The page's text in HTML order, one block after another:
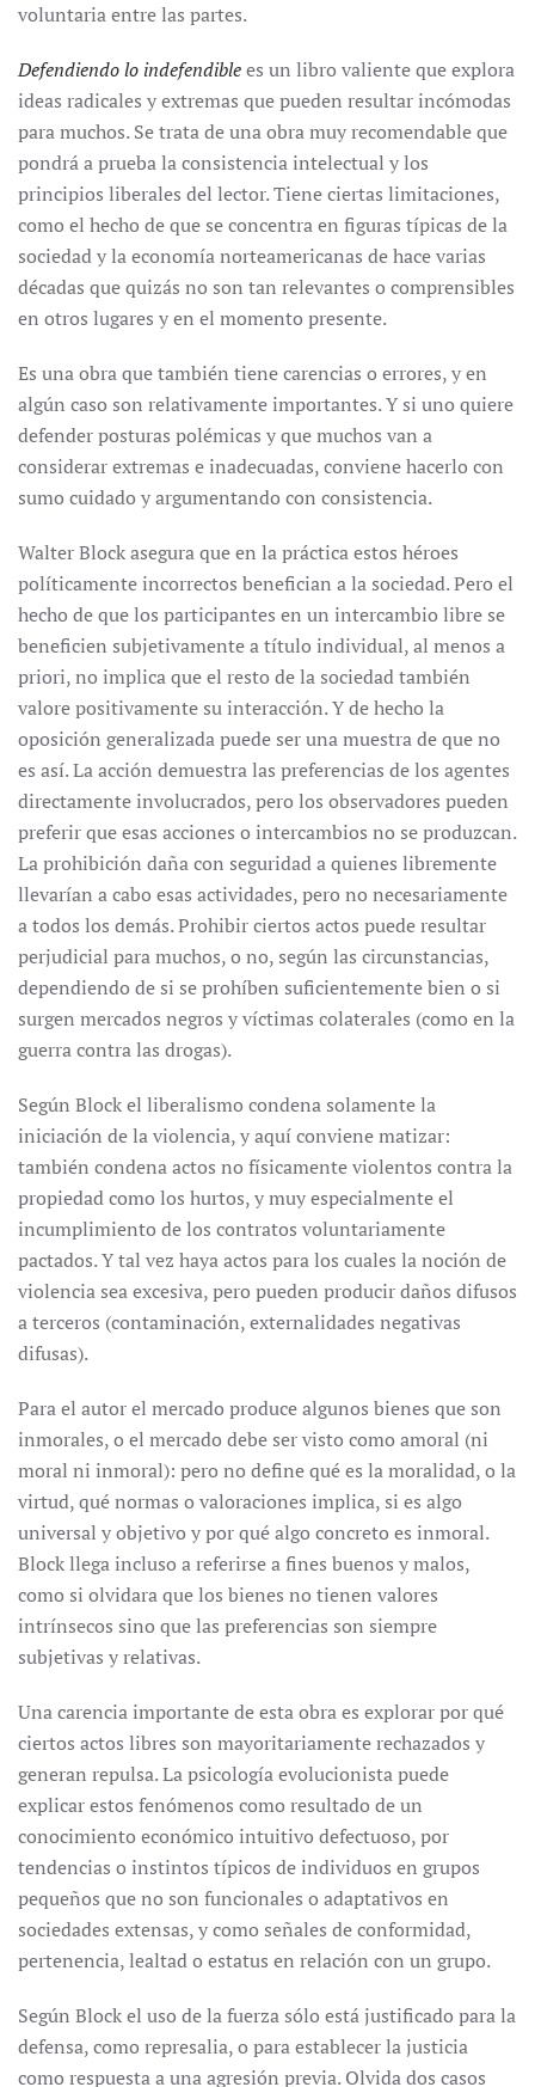
voluntaria entre las partes.
Defendiendo lo indefendiblees un libro valiente que explora
ideas radicales y extremas que pueden resultar incómodas
para muchos. Se trata de una obra muy recomendable que
pondrá a prueba la consistencia intelectual y los
principios liberales del lector. Tiene ciertas limitaciones,
como el hecho de que se concentra en figuras típicas de la
sociedad y la economía norteamericanas de hace varias
décadas que quizás no son tan relevantes o comprensibles
en otros lugares y en el momento presente.
Es una obra que también tiene carencias o errores, y en
algún caso son relativamente importantes. Y si uno quiere
defender posturas polémicas y que muchos van a
considerar extremas e inadecuadas, conviene hacerlo con
sumo cuidado y argumentando con consistencia.
Walter Block asegura que en la práctica estos héroes
políticamente incorrectos benefician a la sociedad. Pero el
hecho de que los participantes en un intercambio libre se
beneficien subjetivamente a título individual, al menos a
priori, no implica que el resto de la sociedad también
valore positivamente su interacción. Y de hecho la
oposición generalizada puede ser una muestra de que no
es así. La acción demuestra las preferencias de los agentes
directamente involucrados, pero los observadores pueden
preferir que esas acciones o intercambios no se produzcan.
La prohibición daña con seguridad a quienes libremente
llevarían a cabo esas actividades, pero no necesariamente
a todos los demás. Prohibir ciertos actos puede resultar
perjudicial para muchos, o no, según las circunstancias,
dependiendo de si se prohíben suficientemente bien o si
surgen mercados negros y víctimas colaterales (como en la
guerra contra las drogas).
Según Block el liberalismo condena solamente la
iniciación de la violencia, y aquí conviene matizar:
también condena actos no físicamente violentos contra la
propiedad como los hurtos, y muy especialmente el
incumplimiento de los contratos voluntariamente
pactados. Y tal vez haya actos para los cuales la noción de
violencia sea excesiva, pero pueden producir daños difusos
a terceros (contaminación, externalidades negativas
difusas).
Para el autor el mercado produce algunos bienes que son
inmorales, o el mercado debe ser visto como amoral (ni
moral ni inmoral): pero no define qué es la moralidad, o la
virtud, qué normas o valoraciones implica, si es algo
universal y objetivo y por qué algo concreto es inmoral.
Block llega incluso a referirse a fines buenos y malos,
como si olvidara que los bienes no tienen valores
intrínsecos sino que las preferencias son siempre
subjetivas y relativas.
Una carencia importante de esta obra es explorar por qué
ciertos actos libres son mayoritariamente rechazados y
generan repulsa. La psicología evolucionista puede
explicar estos fenómenos como resultado de un
conocimiento económico intuitivo defectuoso, por
tendencias o instintos típicos de individuos en grupos
pequeños que no son funcionales o adaptativos en
sociedades extensas, y como señales de conformidad,
pertenencia, lealtad o estatus en relación con un grupo.
Según Block el uso de la fuerza sólo está justificado para la
defensa, como represalia, o para establecer la justicia
como respuesta a una agresión previa. Olvida dos casos